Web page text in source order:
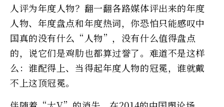
人评为年度人物？翻一翻各路媒体评出来的年度
人物、年度盘点和年度热词，你恐怕只能感叹中
国真的没有什么“人物”，没有什么值得盘点
的，说它们是鸡肋也都算过誉了。难道不是这样
么：谁配得上、当得起年度人物的冠冕，谁就戴
不上这顶冠冕。